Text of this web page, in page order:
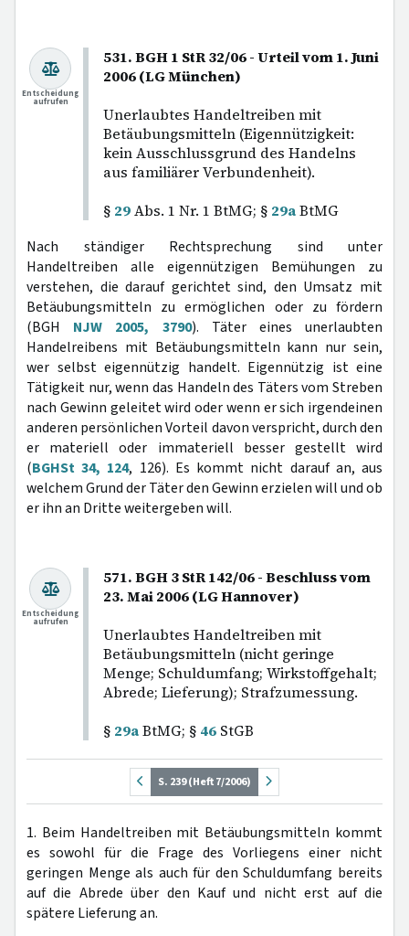
531. BGH 1 StR 32/06 - Urteil vom 1. Juni
2006 (LG München)
Unerlaubtes Handeltreiben mit
Betäubungsmitteln (Eigennützigkeit:
kein Ausschlussgrund des Handelns
aus familiärer Verbundenheit).
§ 29Abs. 1 Nr. 1 BtMG; § 29aBtMG
Entscheidung
aufrufen
Nach ständiger Rechtsprechung sind unter
Handeltreiben alle eigennützigen Bemühungen zu
verstehen, die darauf gerichtet sind, den Umsatz mit
Betäubungsmitteln zu ermöglichen oder zu fördern
(BGH NJW 2005, 3790). Täter eines unerlaubten
Handelreibens mit Betäubungsmitteln kann nur sein,
wer selbst eigennützig handelt. Eigennützig ist eine
Tätigkeit nur, wenn das Handeln des Täters vom Streben
nach Gewinn geleitet wird oder wenn er sich irgendeinen
anderen persönlichen Vorteil davon verspricht, durch den
er materiell oder immateriell besser gestellt wird
(BGHSt 34, 124, 126). Es kommt nicht darauf an, aus
welchem Grund der Täter den Gewinn erzielen will und ob
er ihn an Dritte weitergeben will.
571. BGH 3 StR 142/06 - Beschluss vom
23. Mai 2006 (LG Hannover)
Unerlaubtes Handeltreiben mit
Betäubungsmitteln (nicht geringe
Menge; Schuldumfang; Wirkstoffgehalt;
Abrede; Lieferung); Strafzumessung.
§ 29aBtMG; § 46 StGB
Entscheidung
aufrufen
S. 239 (Heft 7/2006)
1. Beim Handeltreiben mit Betäubungsmitteln kommt
es sowohl für die Frage des Vorliegens einer nicht
geringen Menge als auch für den Schuldumfang bereits
auf die Abrede über den Kauf und nicht erst auf die
spätere Lieferung an.